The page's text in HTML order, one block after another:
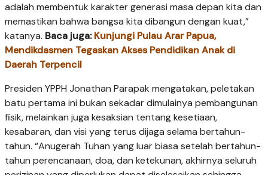
adalah membentuk karakter generasi masa depan kita dan
memastikan bahwa bangsa kita dibangun dengan kuat,”
katanya. Baca juga: Kunjungi Pulau Arar Papua,
Mendikdasmen Tegaskan Akses Pendidikan Anak di
Daerah Terpencil
Presiden YPPH Jonathan Parapak mengatakan, peletakan
batu pertama ini bukan sekadar dimulainya pembangunan
fisik, melainkan juga kesaksian tentang kesetiaan,
kesabaran, dan visi yang terus dijaga selama bertahun-
tahun. “Anugerah Tuhan yang luar biasa setelah bertahun-
tahun perencanaan, doa, dan ketekunan, akhirnya seluruh